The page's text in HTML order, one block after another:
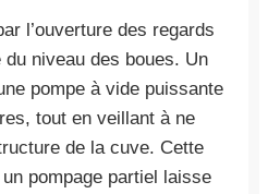
l’ouverture des regards
niveau des boues. Un
pompe à vide puissante
tout en veillant à ne
de la cuve. Cette
pompage partiel laisse